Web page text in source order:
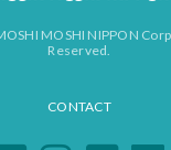
MOSHI NIPPON
Reserved.
CONTACT